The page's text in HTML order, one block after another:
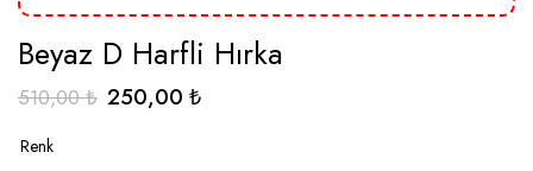
Beyaz D Harfli Hırka
510,00₺ Orijinal
250,00 ₺Şu
Renk